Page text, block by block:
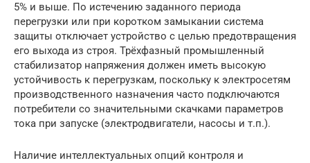
5% и выше. По истечению заданного периода
перегрузки или при коротком замыкании система
защиты отключает устройство с целью предотвращения
его выхода из строя. Трёхфазный промышленный
стабилизатор напряжения должен иметь высокую
устойчивость к перегрузкам, поскольку к электросетям
производственного назначения часто подключаются
потребители со значительными скачками параметров
тока при запуске (электродвигатели, насосы и т.п.).
Наличие интеллектуальных опций контроля и